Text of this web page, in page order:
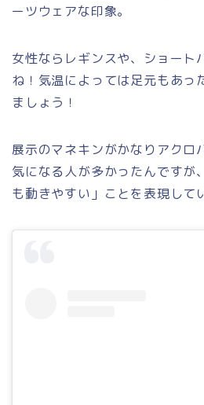
ーツウェアな印象。
女性ならレギンスや、ショート
ね！気温によっては足元もあっ
ましょう！
展示のマネキンがかなりアクロ
気になる人が多かったんですが
も動きやすい」ことを表現して